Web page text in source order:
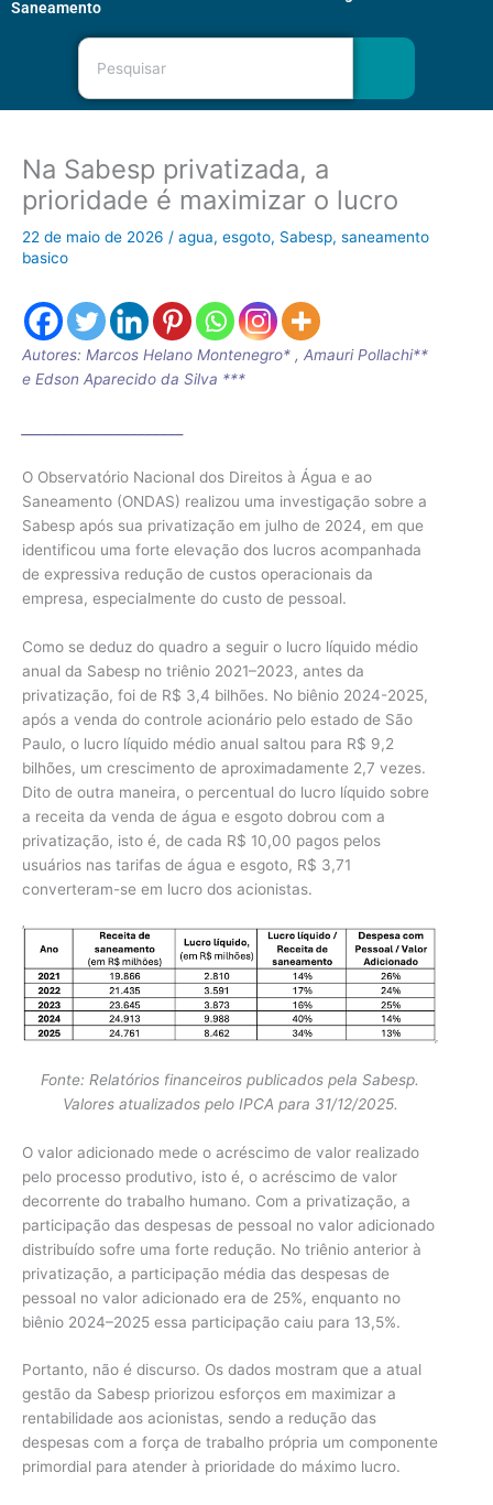
Saneamento
Pesquisar
Na Sabesp privatizada, a
prioridade é maximizar o lucro
22 de maio de 2026 / agua, esgoto, Sabesp, saneamento
basico
Autores: Marcos Helano Montenegro* , Amauri Pollachi**
e Edson Aparecido da Silva ***
O Observatório Nacional dos Direitos à Água e ao
Saneamento (ONDAS) realizou uma investigação sobre a
Sabesp após sua privatização em julho de 2024, em que
identificou uma forte elevação dos lucros acompanhada
de expressiva redução de custos operacionais da
empresa, especialmente do custo de pessoal.
Como se deduz do quadro a seguir o lucro líquido médio
anual da Sabesp no triênio 2021–2023, antes da
privatização, foi de R$ 3,4 bilhões. No biênio 2024-2025,
após a venda do controle acionário pelo estado de São
Paulo, o lucro líquido médio anual saltou para R$ 9,2
bilhões, um crescimento de aproximadamente 2,7 vezes.
Dito de outra maneira, o percentual do lucro líquido sobre
a receita da venda de água e esgoto dobrou com a
privatização, isto é, de cada R$ 10,00 pagos pelos
usuários nas tarifas de água e esgoto, R$ 3,71
converteram-se em lucro dos acionistas.
Fonte: Relatórios financeiros publicados pela Sabesp.
Valores atualizados pelo IPCA para 31/12/2025.
O valor adicionado mede o acréscimo de valor realizado
pelo processo produtivo, isto é, o acréscimo de valor
decorrente do trabalho humano. Com a privatização, a
participação das despesas de pessoal no valor adicionado
distribuído sofre uma forte redução. No triênio anterior à
privatização, a participação média das despesas de
pessoal no valor adicionado era de 25%, enquanto no
biênio 2024–2025 essa participação caiu para 13,5%.
Portanto, não é discurso. Os dados mostram que a atual
gestão da Sabesp priorizou esforços em maximizar a
rentabilidade aos acionistas, sendo a redução das
despesas com a força de trabalho própria um componente
primordial para atender à prioridade do máximo lucro.